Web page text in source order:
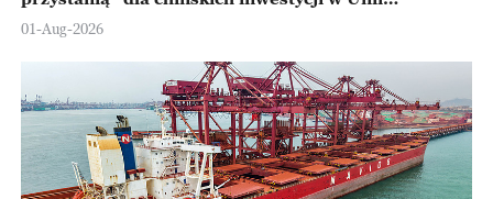
Europejskiej
01-Aug-2026